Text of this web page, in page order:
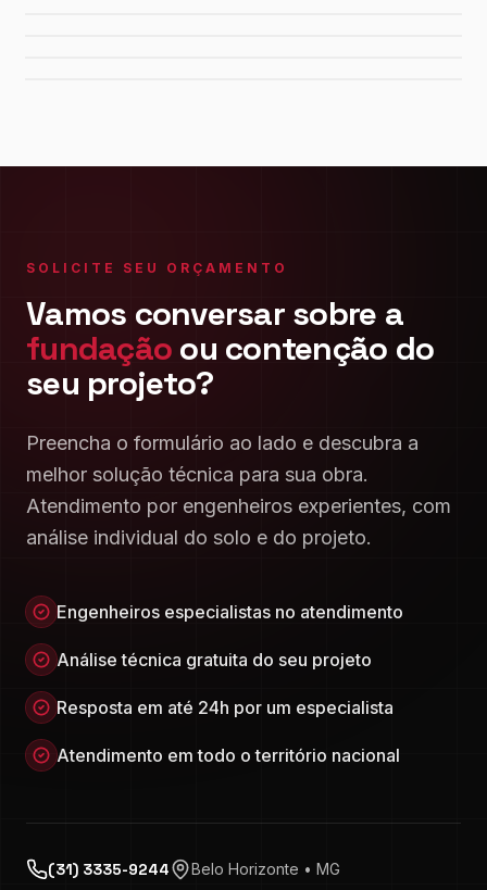
SOLICITE SEU ORÇAMENTO
Vamos conversar sobre a
fundação ou contenção do
seu projeto?
Preencha o formulário ao lado e descubra a
melhor solução técnica para sua obra.
Atendimento por engenheiros experientes, com
análise individual do solo e do projeto.
Engenheiros especialistas no atendimento
Análise técnica gratuita do seu projeto
Resposta em até 24h por um especialista
Atendimento em todo o território nacional
(31) 3335-9244 Belo Horizonte • MG